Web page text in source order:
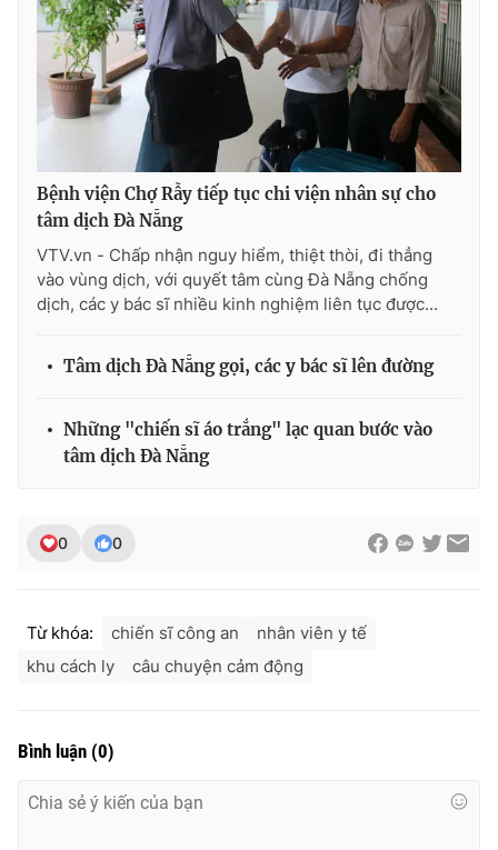
Bệnh viện Chợ Rẫy tiếp tục chi viện nhân sự cho
tâm dịch Đà Nẵng
VTV.vn - Chấp nhận nguy hiểm, thiệt thòi, đi thẳng
vào vùng dịch, với quyết tâm cùng Đà Nẵng chống
dịch, các y bác sĩ nhiều kinh nghiệm liên tục được...
Tâm dịch Đà Nẵng gọi, các y bác sĩ lên đường
Những "chiến sĩ áo trắng" lạc quan bước vào
tâm dịch Đà Nẵng
0 0
Từ khóa: chiến sĩ công an
nhân viên y tế
khu cách ly
câu chuyện cảm động
Bình luận (0)